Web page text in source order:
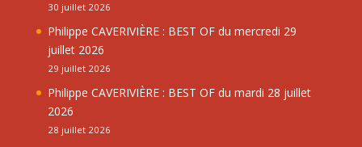
30 juillet 2026
Philippe CAVERIVIÈRE : BEST OF du mercredi 29
juillet 2026
29 juillet 2026
Philippe CAVERIVIÈRE : BEST OF du mardi 28 juillet
2026
28 juillet 2026